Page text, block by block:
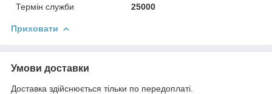
Термін служби
25000
Приховати
Умови доставки
Доставка здійснюється тільки по передоплаті.